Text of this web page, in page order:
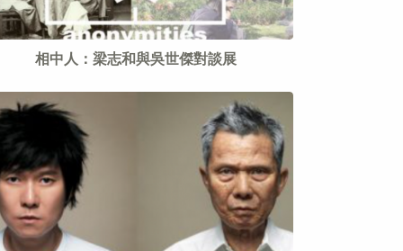
相中人：梁志和與吳世傑對談展